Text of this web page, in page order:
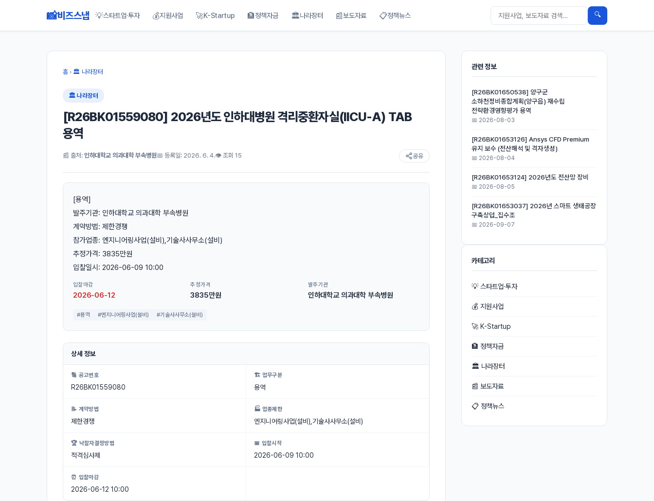
📸비즈스냅 💡스타트업·투자 💰지원사업 🚀K-Startup 🏦정책자금 🏛나라장터 📰보도자료 📋정책뉴스 🔍
홈 › 🏛 나라장터
🏛 나라장터
[R26BK01559080] 2026년도 인하대병원 격리중환자실(IICU-A) TAB
용역
📰 출처: 인하대학교 의과대학 부속병원📅 등록일: 2026. 6. 4.👁 조회 15 공유
[용역]
발주기관: 인하대학교 의과대학 부속병원
계약방법: 제한경쟁
참가업종: 엔지니어링사업(설비),기술사사무소(설비)
추정가격: 3835만원
입찰일시: 2026-06-09 10:00
입찰마감
2026-06-12
추정가격
3835만원
발주기관
인하대학교 의과대학 부속병원
#용역 #엔지니어링사업(설비) #기술사사무소(설비)
상세 정보
🔢 공고번호
R26BK01559080
🏗 업무구분
용역
📝 계약방법
제한경쟁
🏭 업종제한
엔지니어링사업(설비),기술사사무소(설비)
🏆 낙찰자결정방법
적격심사제
📅 입찰시작
2026-06-09 10:00
⏰ 입찰마감
2026-06-12 10:00
관련 정보
[R26BK01650538] 양구군
소하천정비종합계획(양구읍) 재수립
전략환경영향평가 용역
📅 2026-08-03
[R26BK01653126] Ansys CFD Premium
유지 보수 (전산해석 및 격자생성)
📅 2026-08-04
[R26BK01653124] 2026년도 전산망 장비
📅 2026-08-05
[R26BK01653037] 2026년 스마트 생태공장
구축상덥_집수조
📅 2026-09-07
카테고리
💡 스타트업·투자
💰 지원사업
🚀 K-Startup
🏦 정책자금
🏛 나라장터
📰 보도자료
📋 정책뉴스